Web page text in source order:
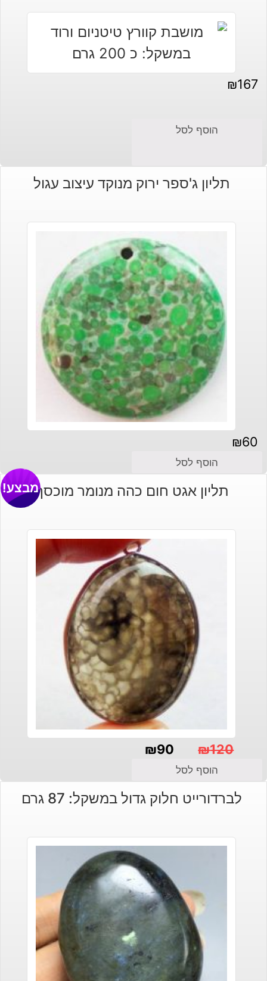
₪167
הוסף לסל
תליון ג'ספר ירוק מנוקד עיצוב עגול
₪60
הוסף לסל
תליון אגט חום כהה מנומר מוכסףמבצע!
₪120
המקורי
היה:
₪90
הנוכחי
הוא:
הוסף לסל
לברדורייט חלוק גדול במשקל: 87 גרם